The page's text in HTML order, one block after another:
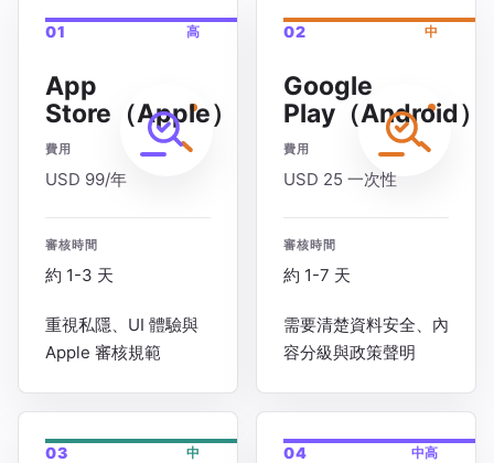
01 高
App
Store（Apple）
費用
USD 99/年
審核時間
約 1-3 天
重視私隱、UI 體驗與
Apple 審核規範
02 中
Google
Play（Android）
費用
USD 25 一次性
審核時間
約 1-7 天
需要清楚資料安全、內
容分級與政策聲明
03 中 04 中高